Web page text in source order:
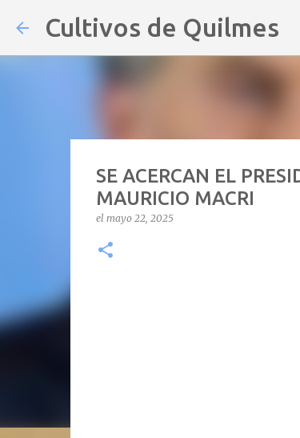
Cultivos de Quilmes
SE ACERCAN EL
MAURICIO MACRI
el mayo 22, 2025